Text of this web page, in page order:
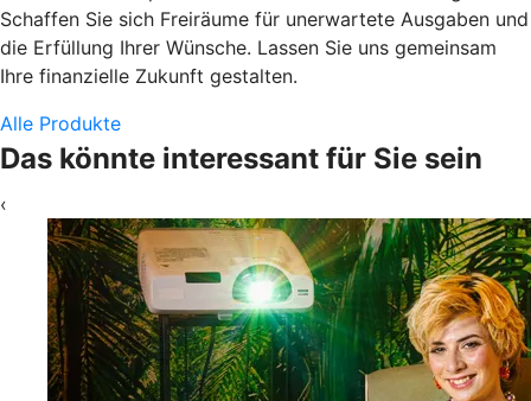
Schaffen Sie sich Freiräume für unerwartete Ausgaben und
die Erfüllung Ihrer Wünsche. Lassen Sie uns gemeinsam
Ihre finanzielle Zukunft gestalten.
Alle Produkte
Das könnte interessant für Sie sein
‹